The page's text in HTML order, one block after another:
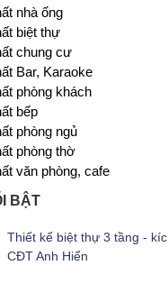
nhà ống
biệt thự
chung cư
Bar, Karaoke
phòng khách
bếp
phòng ngủ
phòng thờ
văn phòng, cafe
BẬT
Thiết kế biệt thự 3 tầng -
CĐT Anh Hiển